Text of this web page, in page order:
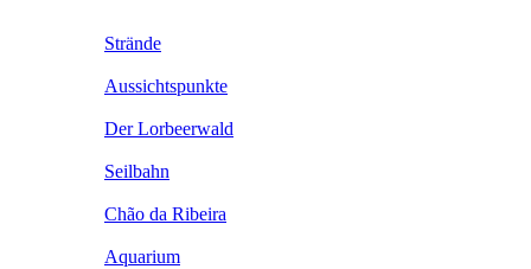
Strände
Aussichtspunkte
Der Lorbeerwald
Seilbahn
Chão da Ribeira
Aquarium